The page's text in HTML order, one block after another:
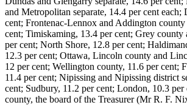
and Metropolitan separate, 14.4 per cent each;
cent; Frontenac-Lennox and Addington county
cent; Timiskaming, 13.4 per cent; Grey county
per cent; North Shore, 12.8 per cent;
12.3 per cent; Ottawa, Lincoln county and
12 per cent; Wellington county, 11.6 per cent;
11.4 per cent; Nipissing and Nipissing district
cent; Sudbury, 11.2 per cent; London, 10.3 per
county, the board of the Treasurer (Mr R. F.